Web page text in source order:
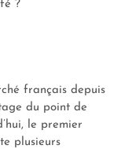
?
français depuis
du point de
le premier
plusieurs